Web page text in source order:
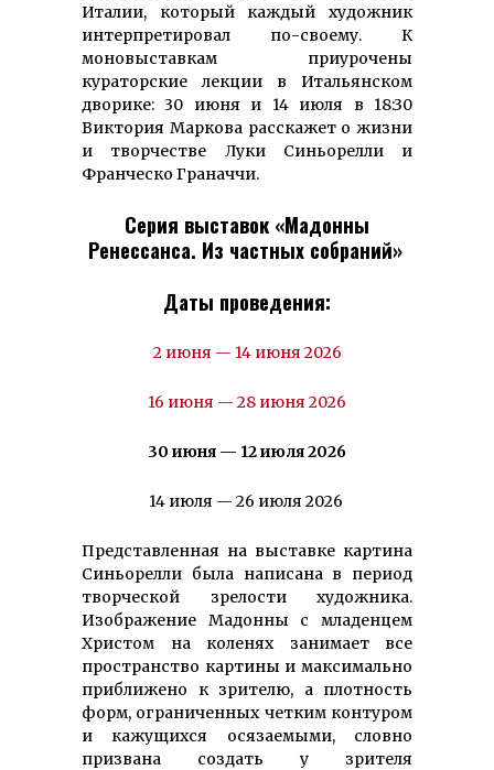
Италии, который каждый художник
интерпретировал по-своему. К
моновыставкам приурочены
кураторские лекции в Итальянском
дворике: 30 июня и 14 июля в 18:30
Виктория Маркова расскажет о жизни
и творчестве Луки Синьорелли и
Франческо Граначчи.
Серия выставок «Мадонны
Ренессанса. Из частных собраний»
Даты проведения:
2 июня — 14 июня 2026
16 июня — 28 июня 2026
30 июня — 12 июля 2026
14 июля — 26 июля 2026
Представленная на выставке картина
Синьорелли была написана в период
творческой зрелости художника.
Изображение Мадонны с младенцем
Христом на коленях занимает все
пространство картины и максимально
приближено к зрителю, а плотность
форм, ограниченных четким контуром
и кажущихся осязаемыми, словно
призвана создать у зрителя